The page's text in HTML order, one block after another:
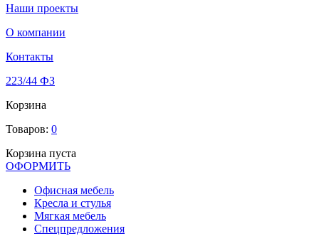
Наши проекты
О компании
Контакты
223/44 ФЗ
Корзина
Товаров: 0
Корзина пуста
ОФОРМИТЬ
Офиcная мебель
Кресла и стулья
Мягкая мебель
Спецпредложения